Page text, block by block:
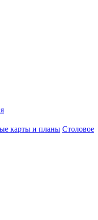
карты и планы Столовое